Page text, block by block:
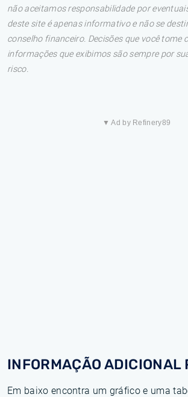
não aceitamos responsabilidade por
deste site é apenas informativo e não se
conselho financeiro. Decisões que você tome
informações que exibimos são sempre por
risco.
▼ Ad by Refinery89
INFORMAÇÃO ADICIONAL
Em baixo encontra um gráfico e uma